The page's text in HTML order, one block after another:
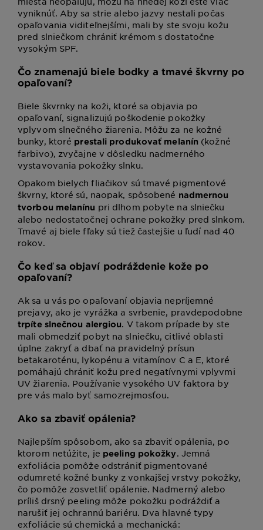
vyniknúť. Aby sa strie alebo jazvy nestali počas
opaľovania viditeľnejšími, mali by ste svoju kožu
pred slniečkom chrániť krémom s dostatočne
vysokým SPF.
Čo znamenajú biele bodky a tmavé škvrny po
opaľovaní?
Biele škvrnky na koži, ktoré sa objavia po
opaľovaní, signalizujú poškodenie pokožky
vplyvom slnečného žiarenia. Môžu za ne kožné
bunky, ktoré prestali produkovať melanín (kožné
farbivo), zvyčajne v dôsledku nadmerného
vystavovania pokožky slnku.
Opakom bielych fliačikov sú tmavé pigmentové
škvrny, ktoré sú, naopak, spôsobené nadmernou
tvorbou melanínu pri dlhom pobyte na slniečku
alebo nedostatočnej ochrane pokožky pred slnkom.
Tmavé aj biele fľaky sú tiež častejšie u ľudí nad 40
rokov.
Čo keď sa objaví podráždenie kože po
opaľovaní?
Ak sa u vás po opaľovaní objavia nepríjemné
prejavy, ako je vyrážka a svrbenie, pravdepodobne
trpíte slnečnou alergiou. V takom prípade by ste
mali obmedziť pobyt na slniečku, citlivé oblasti
úplne zakryť a dbať na pravidelný prísun
betakaroténu, lykopénu a vitamínov C a E, ktoré
pomáhajú chrániť kožu pred negatívnymi vplyvmi
UV žiarenia. Používanie vysokého UV faktora by
pre vás malo byť samozrejmosťou.
Ako sa zbaviť opálenia?
Najlepším spôsobom, ako sa zbaviť opálenia, po
ktorom netúžite, je peeling pokožky. Jemná
exfoliácia pomôže odstrániť pigmentované
odumreté kožné bunky z vonkajšej vrstvy pokožky,
čo pomôže zosvetliť opálenie. Nadmerný alebo
príliš drsný peeling môže pokožku podráždiť a
narušiť jej ochrannú bariéru. Dva hlavné typy
exfoliácie sú chemická a mechanická: